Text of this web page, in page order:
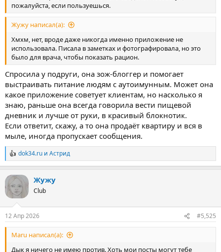
пожалуйста, если пользуешься.
Жужу написал(а):
Хмхм, нет, вроде даже никогда именно приложение не
использовала. Писала в заметках и фотографировала, но это
было для врача, чтобы показать рацион.
Спросила у подруги, она зож-блоггер и помогает
выстраивать питание людям с аутоимунным. Может она
какое приложение советует клиентам, но насколько я
знаю, раньше она всегда говорила вести пищевой
дневник и лучше от руки, в красивый блокнотик.
Если ответит, скажу, а то она продаёт квартиру и вся в
мыле, иногда пропускает сообщения.
Р
е
ц
и
dok34.ru и Астрид
Жужу
Club
12 Апр 2026 #5,525
Maru написал(а):
Дык я ничего не имею против. Хоть мои посты могут тебе